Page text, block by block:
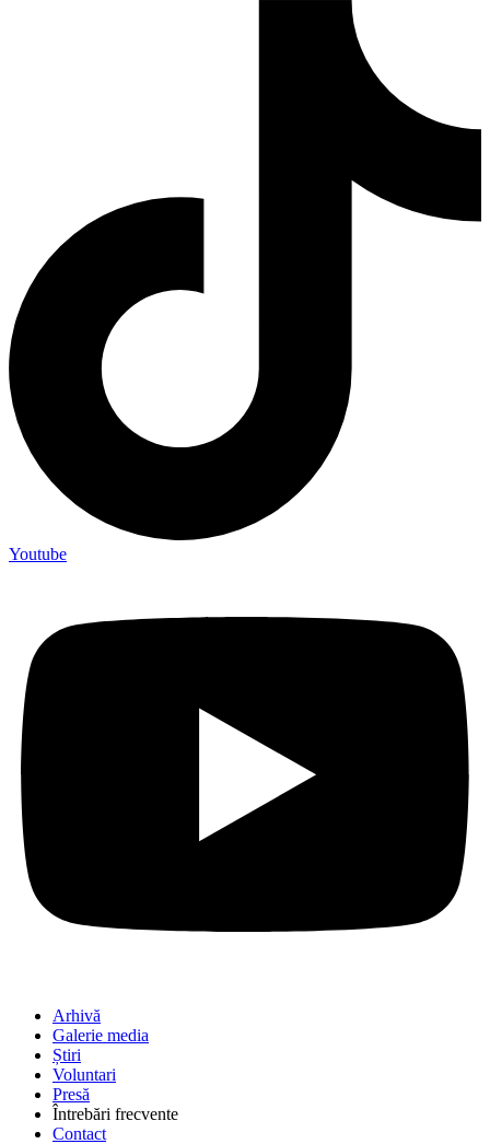
Youtube
Arhivă
Galerie media
Știri
Voluntari
Presă
Întrebări frecvente
Contact